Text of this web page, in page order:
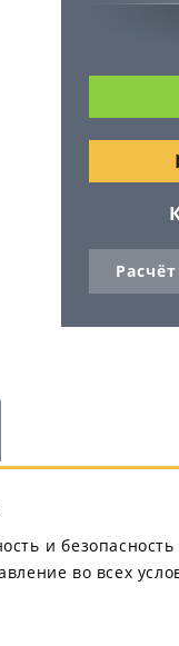
и
во всех